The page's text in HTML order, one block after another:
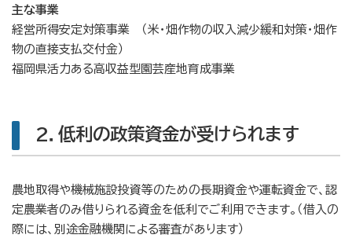
主な事業
経営所得安定対策事業 （米・畑作物の収入減少緩和対策・畑作
物の直接支払交付金）
福岡県活力ある高収益型園芸産地育成事業
2．低利の政策資金が受けられます
農地取得や機械施設投資等のための長期資金や運転資金で、認
定農業者のみ借りられる資金を低利でご利用できます。（借入の
際には、別途金融機関による審査があります）